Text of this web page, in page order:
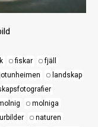
fiskar
fjäll
landskap
molniga
naturen